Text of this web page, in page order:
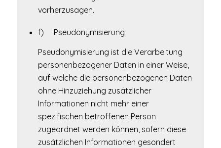
vorherzusagen.
f) Pseudonymisierung
Pseudonymisierung ist die Verarbeitung
personenbezogener Daten in einer Weise,
auf welche die personenbezogenen Daten
ohne Hinzuziehung zusätzlicher
Informationen nicht mehr einer
spezifischen betroffenen Person
zugeordnet werden können, sofern diese
zusätzlichen Informationen gesondert